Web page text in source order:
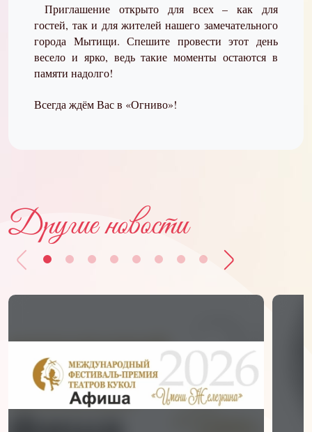
Приглашение открыто для всех – как для
гостей, так и для жителей нашего замечательного
города Мытищи. Спешите провести этот день
весело и ярко, ведь такие моменты остаются в
памяти надолго!
Всегда ждём Вас в «Огниво»!
Другие новости